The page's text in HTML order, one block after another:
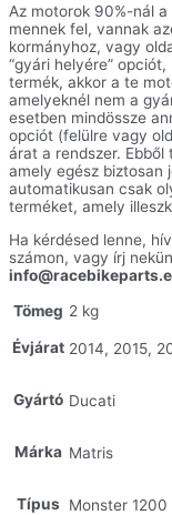
Az motorok 90%-nál
mennek fel, vannak
kormányhoz, vagy
“gyári helyére”
termék, akkor a te
amelyeknél nem a
esetben mindössze
opciót (felülre vagy
árat a rendszer.
amely egész biztosan
automatikusan csak
terméket, amely
Ha kérdésed lenne,
számon, vagy írj
Tömeg 2 kg
Évjárat 2014, 2015,
Gyártó Ducati
Márka Matris
Típus Monster 1200